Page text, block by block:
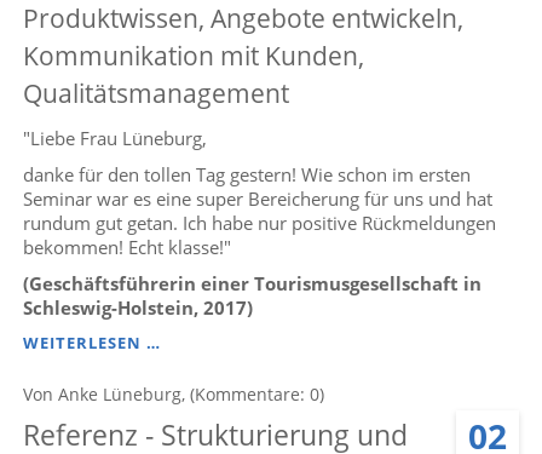
Produktwissen, Angebote entwickeln,
Kommunikation mit Kunden,
Qualitätsmanagement
"Liebe Frau Lüneburg,
danke für den tollen Tag gestern! Wie schon im ersten
Seminar war es eine super Bereicherung für uns und hat
rundum gut getan. Ich habe nur positive Rückmeldungen
bekommen! Echt klasse!"
(Geschäftsführerin einer Tourismusgesellschaft in
Schleswig-Holstein, 2017)
WEITERLESEN …REFERENZ
SEMINAR
ZUM
AUFBAU
Von Anke Lüneburg, (Kommentare: 0)
02
Referenz - Strukturierung und